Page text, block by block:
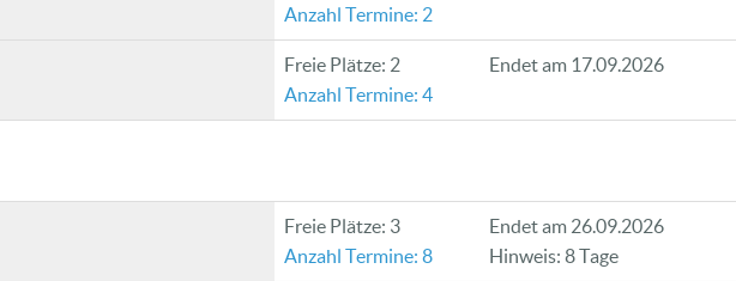
Anzahl Termine: 2
Freie Plätze: 2
Anzahl Termine: 4
Endet am 17.09.2026
Freie Plätze: 3
Anzahl Termine: 8
Endet am 26.09.2026
Hinweis: 8 Tage